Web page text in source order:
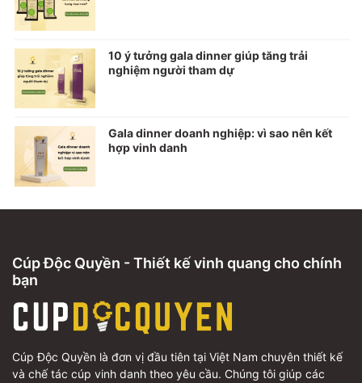
10 ý tưởng gala dinner giúp tăng trải
nghiệm người tham dự
Gala dinner doanh nghiệp: vì sao nên kết
hợp vinh danh
Cúp Độc Quyền - Thiết kế vinh quang cho chính
bạn
Cúp Độc Quyền là đơn vị đầu tiên tại Việt Nam chuyên thiết kế
và chế tác cúp vinh danh theo yêu cầu. Chúng tôi giúp các